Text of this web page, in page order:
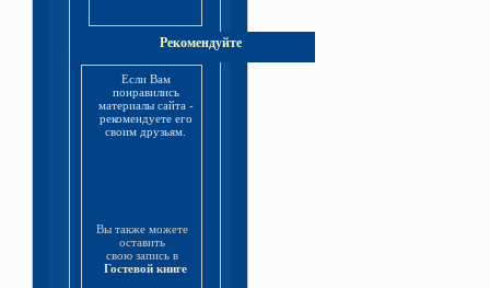
Рекомендуйте
Если Вам
понравились
материалы сайта -
рекомендуете его
своим друзьям.
Вы также можете
оставить
свою запись в
Гостевой книге